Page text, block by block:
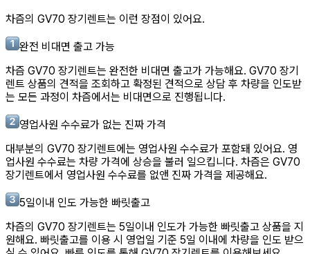
차즘의 GV70 장기렌트는 이런 장점이 있어요.
완전 비대면 출고 가능
차즘 GV70 장기렌트는 완전한 비대면 출고가 가능해요. GV70 장기
렌트 상품의 견적을 조회하고 확정된 견적으로 상담 후 차량을 인도받
는 모든 과정이 차즘에서는 비대면으로 진행됩니다.
영업사원 수수료가 없는 진짜 가격
대부분의 GV70 장기렌트에는 영업사원 수수료가 포함돼 있어요. 영
업사원 수수료는 차량 가격에 상승을 불러 일으킵니다. 차즘은 GV70
장기렌트에서 영업사원 수수료를 없앤 진짜 가격을 제공해요.
5일이내 인도 가능한 빠릿출고
차즘의 GV70 장기렌트는 5일이내 인도가 가능한 빠릿출고 상품을 지
원해요. 빠릿출고를 이용 시 영업일 기준 5일 이내에 차량을 인도 받으